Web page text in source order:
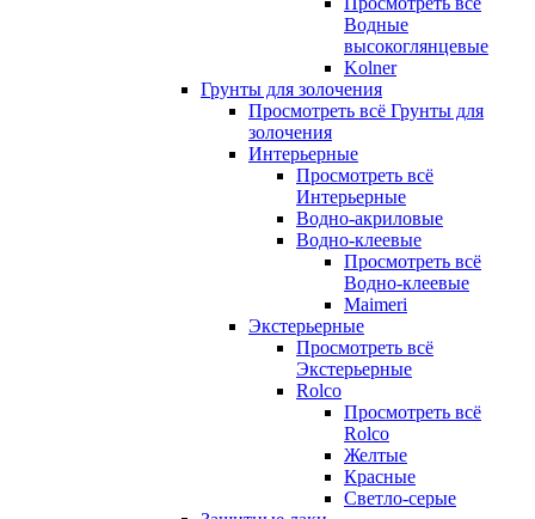
Водные
высокоглянцевые
Kolner
Грунты для золочения
Просмотреть всё Грунты для
золочения
Интерьерные
Просмотреть всё
Интерьерные
Водно-акриловые
Водно-клеевые
Просмотреть всё
Водно-клеевые
Maimeri
Экстерьерные
Просмотреть всё
Экстерьерные
Rolco
Просмотреть всё
Rolco
Желтые
Красные
Светло-серые